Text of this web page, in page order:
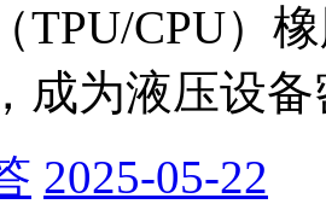
TPU/CPU）
成为液压设
2025-05-22